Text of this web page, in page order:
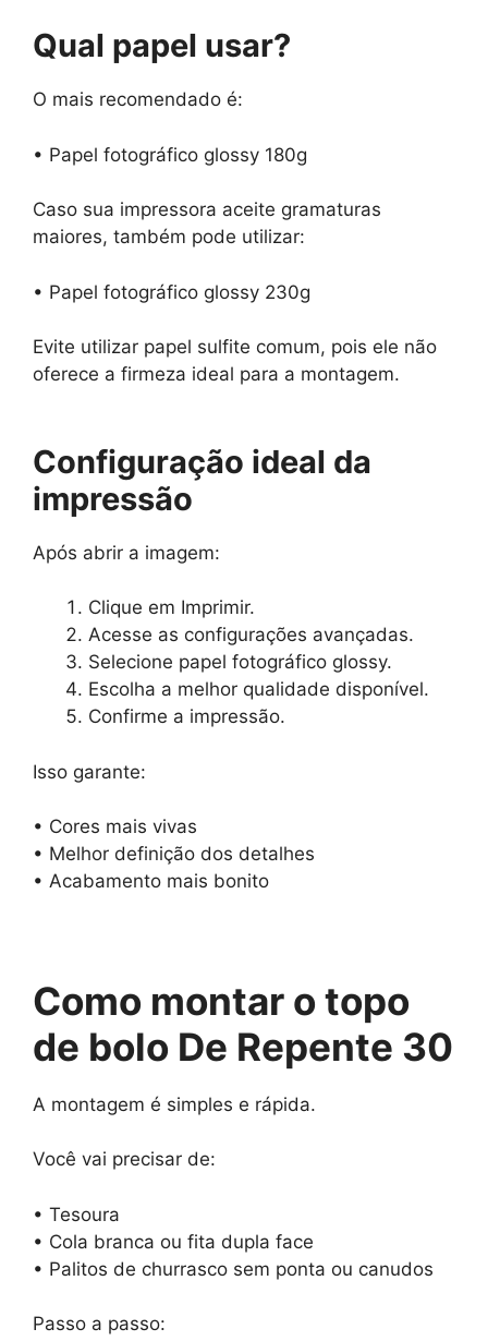
Qual papel usar?
O mais recomendado é:
• Papel fotográfico glossy 180g
Caso sua impressora aceite gramaturas
maiores, também pode utilizar:
• Papel fotográfico glossy 230g
Evite utilizar papel sulfite comum, pois ele não
oferece a firmeza ideal para a montagem.
Configuração ideal da
impressão
Após abrir a imagem:
Clique em Imprimir.
Acesse as configurações avançadas.
Selecione papel fotográfico glossy.
Escolha a melhor qualidade disponível.
Confirme a impressão.
Isso garante:
• Cores mais vivas
• Melhor definição dos detalhes
• Acabamento mais bonito
Como montar o topo
de bolo De Repente 30
A montagem é simples e rápida.
Você vai precisar de:
• Tesoura
• Cola branca ou fita dupla face
• Palitos de churrasco sem ponta ou canudos
Passo a passo: